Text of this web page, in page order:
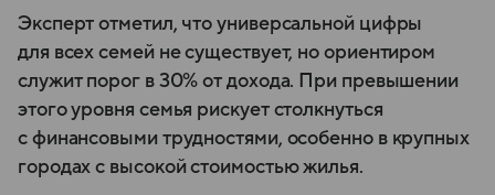
Эксперт отметил, что универсальной цифры
для всех семей не существует, но ориентиром
служит порог в 30% от дохода. При превышении
этого уровня семья рискует столкнуться
с финансовыми трудностями, особенно в крупных
городах с высокой стоимостью жилья.